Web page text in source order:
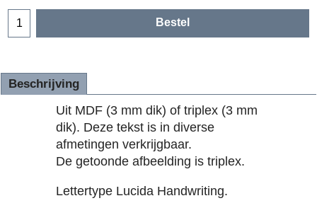
Bestel
Beschrijving
Uit MDF (3 mm dik) of triplex (3 mm
dik). Deze tekst is in diverse
afmetingen verkrijgbaar.
De getoonde afbeelding is triplex.
Lettertype Lucida Handwriting.